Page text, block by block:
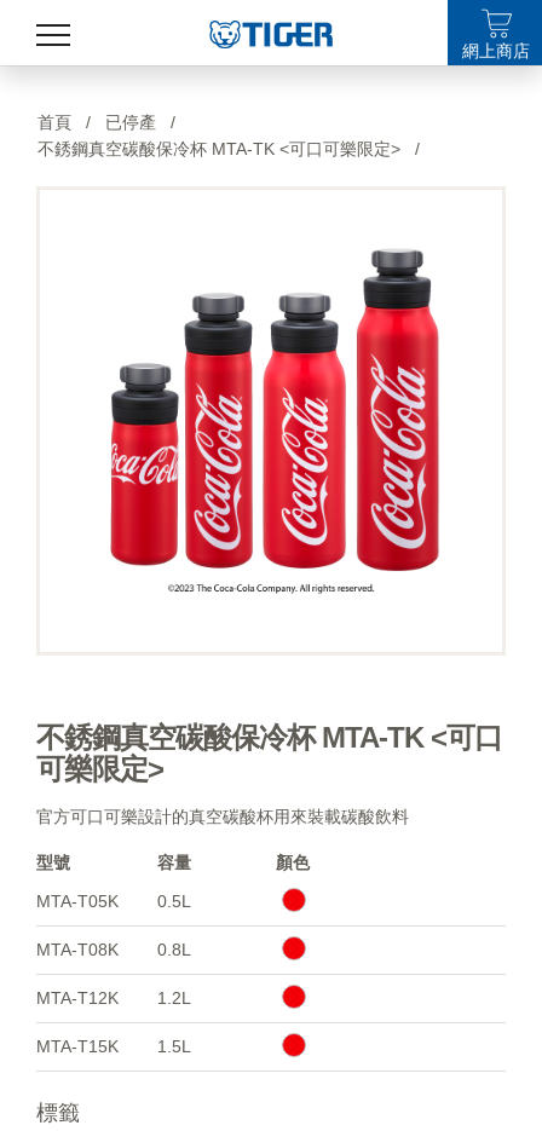
最新消息
LANGUAGE
網上商店
首頁 / 已停產
/
不銹鋼真空碳酸保冷杯 MTA-TK <可口可樂限定>
/
不銹鋼真空碳酸保冷杯 MTA-TK <可口
可樂限定>
官方可口可樂設計的真空碳酸杯用來裝載碳酸飲料
型號 容量
顏色
MTA-T05K
0.5L
MTA-T08K 0.8L
MTA-T12K 1.2L
MTA-T15K 1.5L
標籤